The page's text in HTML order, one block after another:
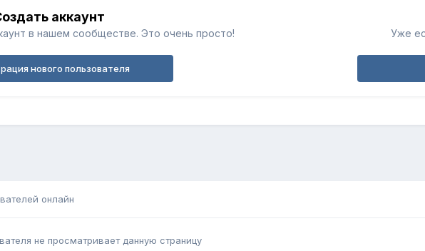
аккаунт
в нашем сообществе. Это очень просто!
нового пользователя
Уже
онлайн
не просматривает данную страницу